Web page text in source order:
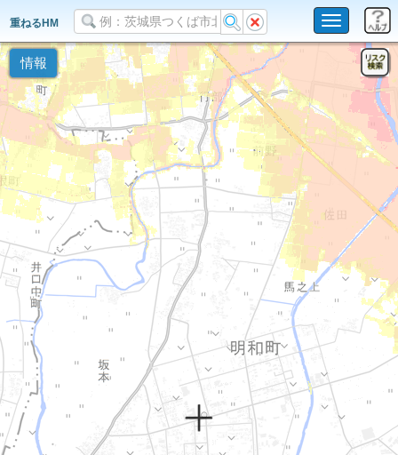
Toggle
navigation
重ねるHM
情報